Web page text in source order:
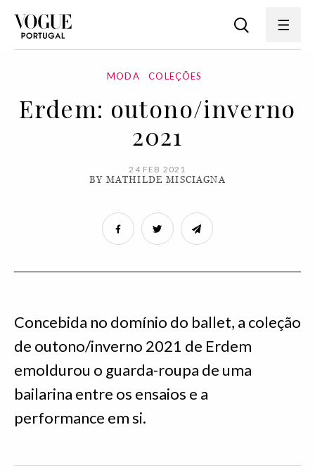
MODA COLEÇÕES
Erdem: outono/inverno
2021
24 FEB 2021
BY MATHILDE MISCIAGNA
Concebida no domínio do ballet, a coleção
de outono/inverno 2021 de Erdem
emoldurou o guarda-roupa de uma
bailarina entre os ensaios e a
performance em si.